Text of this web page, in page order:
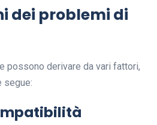
dei problemi di
possono derivare da vari fattori,
segue: